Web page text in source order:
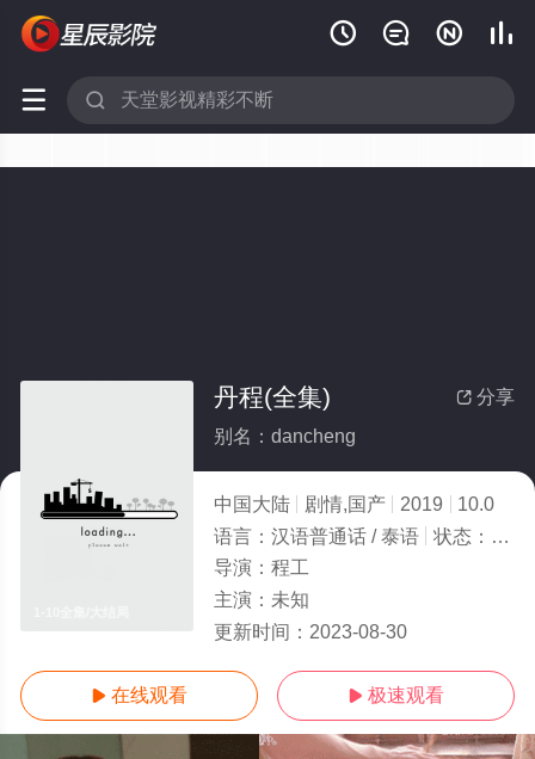
   
 
 分享
丹程(全集)
别名：dancheng
中国大陆 剧情,国产 2019
10.0
语言： 汉语普通话 / 泰语 状态： 全
导演： 程工
主演： 未知
更新时间： 2023-08-30
 在线观看  极速观看